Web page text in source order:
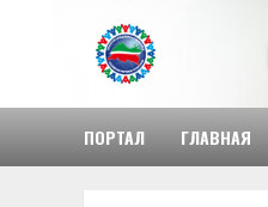
содержимому
ПОРТАЛ ГЛАВНАЯ